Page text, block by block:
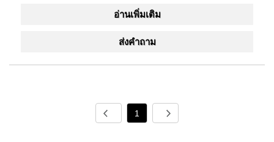
อ่านเพิ่มเติม
ส่งคำถาม
1